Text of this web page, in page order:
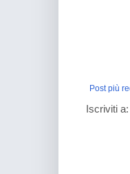
Post più
Iscriviti a: